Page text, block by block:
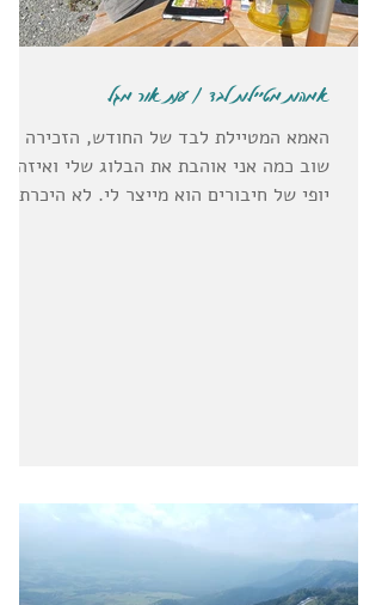
אמהות מטיילות לבד / ענת אור מגל
האמא המטיילת לבד של החודש, הזכירה לי
שוב כמה אני אוהבת את הבלוג שלי ואיזה
יופי של חיבורים הוא מייצר לי. לא היכרתי